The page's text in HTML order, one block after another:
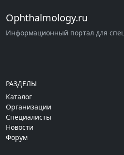
Ophthalmology.ru
Информационный портал для
РАЗДЕЛЫ
Каталог
Организации
Специалисты
Новости
Форум